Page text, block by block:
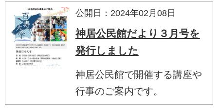
公開日：2024年02月08日
神居公民館だより３月号を
発行しました
神居公民館で開催する講座や
行事のご案内です。